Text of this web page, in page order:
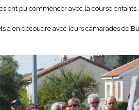
ont pu commencer avec la course enfants.
à en découdre avec leurs camarades de